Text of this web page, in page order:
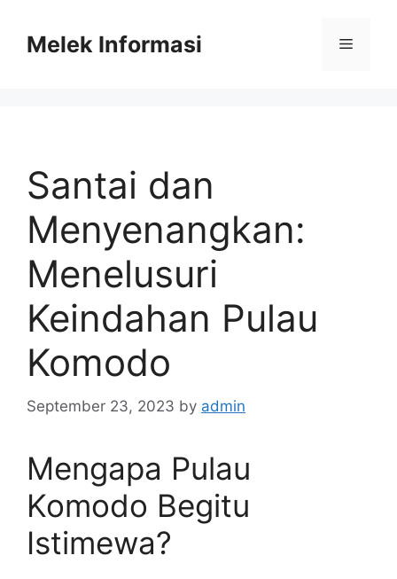
contentMelek Informasi Menu
Santai dan
Menyenangkan:
Menelusuri
Keindahan Pulau
Komodo
September 23, 2023 by admin
Mengapa Pulau
Komodo Begitu
Istimewa?